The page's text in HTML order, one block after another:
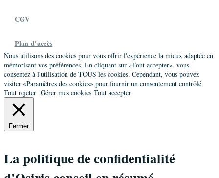
CGV
Plan d'accès
Nous utilisons des cookies pour vous offrir l'expérience la mieux adaptée en
mémorisant vos préférences. En cliquant sur «Tout accepter», vous
consentez à l'utilisation de TOUS les cookies. Cependant, vous pouvez
visiter «Paramètres des cookies» pour fournir un consentement contrôlé.
Tout rejeter Gérer mes cookies Tout accepter
Fermer
La politique de confidentialité